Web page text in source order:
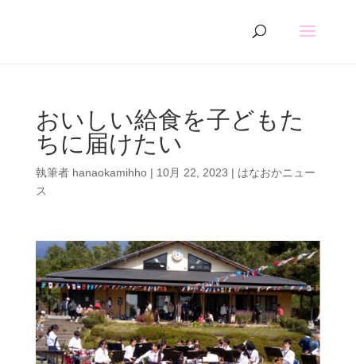
おいしい給食を子どもた
ちに届けたい
執筆者 hanaokamihho| 10月 22, 2023 | はなおかニュー
ス